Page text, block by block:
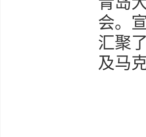
会。
汇聚
及马